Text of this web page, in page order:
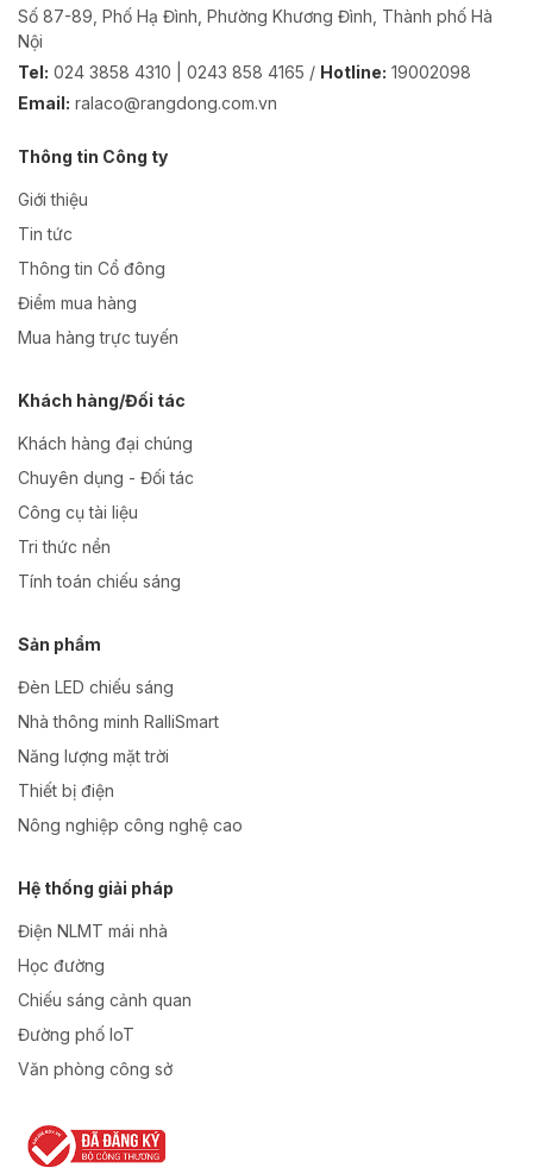
Số 87-89, Phố Hạ Đình, Phường Khương Đình, Thành phố Hà
Nội
Tel: 024 3858 4310 | 0243 858 4165 / Hotline: 19002098
Email: ralaco@rangdong.com.vn
Thông tin Công ty
Giới thiệu
Tin tức
Thông tin Cổ đông
Điểm mua hàng
Mua hàng trực tuyến
Khách hàng/Đối tác
Khách hàng đại chúng
Chuyên dụng - Đối tác
Công cụ tài liệu
Tri thức nền
Tính toán chiếu sáng
Sản phẩm
Đèn LED chiếu sáng
Nhà thông minh RalliSmart
Năng lượng mặt trời
Thiết bị điện
Nông nghiệp công nghệ cao
Hệ thống giải pháp
Điện NLMT mái nhà
Học đường
Chiếu sáng cảnh quan
Đường phố IoT
Văn phòng công sở